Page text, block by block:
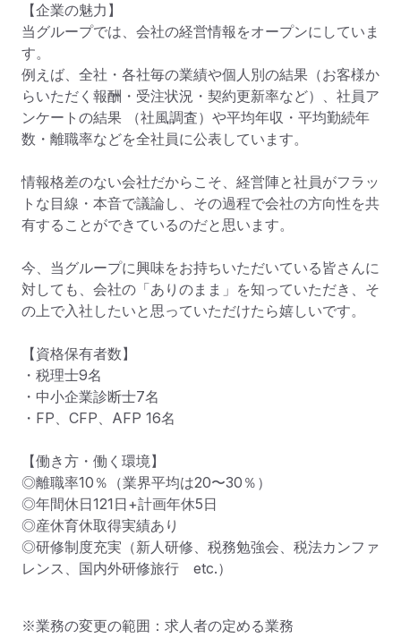
【企業の魅力】
当グループでは、会社の経営情報をオープンにしていま
す。
例えば、全社・各社毎の業績や個人別の結果（お客様か
らいただく報酬・受注状況・契約更新率など）、社員ア
ンケートの結果 （社風調査）や平均年収・平均勤続年
数・離職率などを全社員に公表しています。
情報格差のない会社だからこそ、経営陣と社員がフラッ
トな目線・本音で議論し、その過程で会社の方向性を共
有することができているのだと思います。
今、当グループに興味をお持ちいただいている皆さんに
対しても、会社の「ありのまま」を知っていただき、そ
の上で入社したいと思っていただけたら嬉しいです。
【資格保有者数】
・税理士9名
・中小企業診断士7名
・FP、CFP、AFP 16名
【働き方・働く環境】
◎離職率10％（業界平均は20〜30％）
◎年間休日121日+計画年休5日
◎産休育休取得実績あり
◎研修制度充実（新人研修、税務勉強会、税法カンファ
レンス、国内外研修旅行　etc.）
※業務の変更の範囲：求人者の定める業務